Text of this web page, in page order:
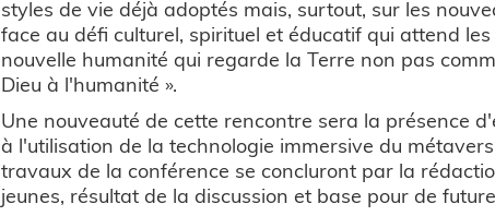
styles de vie déjà adoptés mais, surtout, sur les
face au défi culturel, spirituel et éducatif qui attend
nouvelle humanité qui regarde la Terre non pas
Dieu à l'humanité ».
Une nouveauté de cette rencontre sera la présence
à l'utilisation de la technologie immersive du
travaux de la conférence se concluront par la
jeunes, résultat de la discussion et base pour de